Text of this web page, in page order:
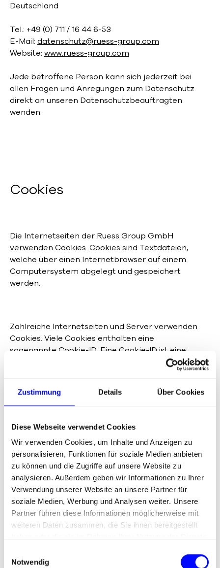
Zustimmung Details Über Cookies
Diese Webseite verwendet Cookies
Wir verwenden Cookies, um Inhalte und Anzeigen zu
personalisieren, Funktionen für soziale Medien anbieten
zu können und die Zugriffe auf unsere Website zu
analysieren. Außerdem geben wir Informationen zu Ihrer
Verwendung unserer Website an unsere Partner für
soziale Medien, Werbung und Analysen weiter. Unsere
Partner führen diese Informationen möglicherweise mit
weiteren Daten zusammen, die Sie ihnen bereitgestellt
Notwendig
Deutschland
Tel.: +49 (0) 711 / 16 44 6-53
E-Mail: datenschutz@ruess-group.com
Website: www.ruess-group.com
Jede betroffene Person kann sich jederzeit bei
allen Fragen und Anregungen zum Datenschutz
direkt an unseren Datenschutzbeauftragten
wenden.
Cookies
Die Internetseiten der Ruess Group GmbH
verwenden Cookies. Cookies sind Textdateien,
welche über einen Internetbrowser auf einem
Computersystem abgelegt und gespeichert
werden.
Zahlreiche Internetseiten und Server verwenden
Cookies. Viele Cookies enthalten eine
sogenannte Cookie-ID. Eine Cookie-ID ist eine
eindeutige Kennung des Cookies. Sie besteht aus
einer Zeichenfolge, durch welche Internetseiten
und Server dem konkreten Internetbrowser
zugeordnet werden können, in dem das Cookie
gespeichert wurde. Dies ermöglicht es den
individuellen Browser der betroffenen Person
von anderen Internetbrowsern, die andere
Cookies enthalten, zu unterscheiden. Ein
bestimmter Internetbrowser kann über die
eindeutige Cookie-ID wiedererkannt und
identifiziert werden.
Durch den Einsatz von Cookies kann die Ruess
Group GmbH den Nutzern dieser Internetseite